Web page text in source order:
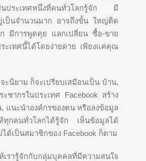
ประเทศหนึ่งที่คนทั่วโลกรู้จัก มี
เป็นจำนวนมาก อาจถึงขั้น ใหญ่ติด
มีการพูดคุย แลกเปลี่ยน ซื้อ-ขาย
ะเทศนี้ได้โดยง่ายดาย เพียงแค่คุณ
ะนิยาม ก็จะเปรียบเสมือนเป็น บ้าน,
ชากรในประเทศ Facebook สร้าง
แนะนำองค์กรของตน หรือลงข้อมูล
ทุกคนทั่วโลกได้รู้จัก เห็นข้อมูลได้
ด้เป็นสมาชิกของ Facebook ก็ตาม
เรารู้จักกับกลุ่มบุคคลที่มีความสนใจ